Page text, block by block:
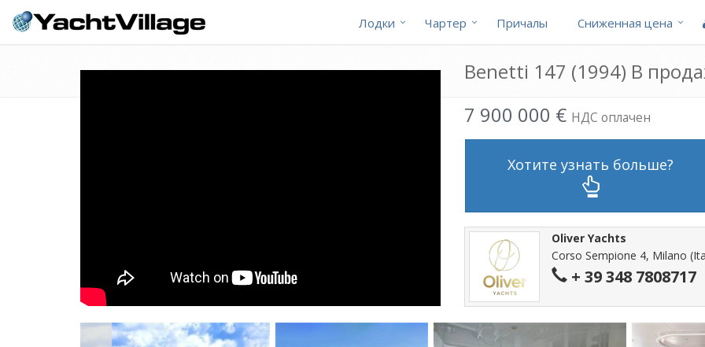
Лодки Чартер Причалы Cниженная цена
Benetti 147 (1994) В
7 900 000 € НДС оплачен
Хотите узнать больше?
Oliver Yachts
Corso Sempione 4, Milano
+ 39 348 7808717